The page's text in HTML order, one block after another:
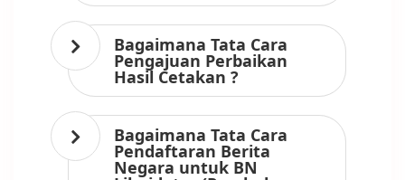
Bagaimana Tata Cara
Pengajuan Perbaikan
Hasil Cetakan ?
Bagaimana Tata Cara
Pendaftaran Berita
Negara untuk BN